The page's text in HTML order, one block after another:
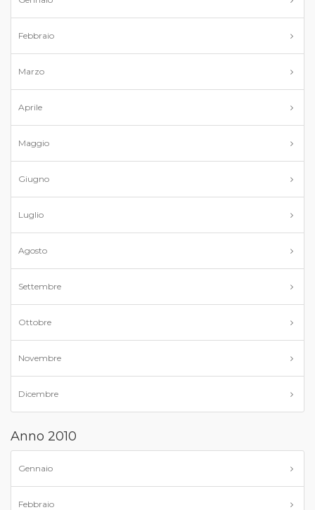
Febbraio
Marzo
Aprile
Maggio
Giugno
Luglio
Agosto
Settembre
Ottobre
Novembre
Dicembre
Anno 2010
Gennaio
Febbraio